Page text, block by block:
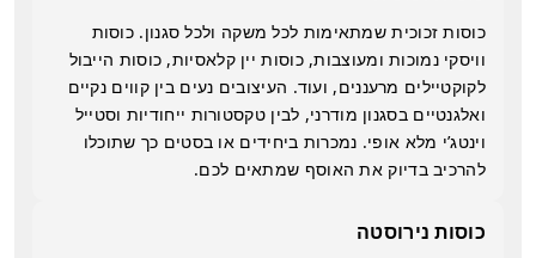
כוסות זכוכית שמתאימות לכל משקה ולכל סגנון. כוסות
וויסקי נמוכות ומעוצבות, כוסות יין קלאסיות, כוסות הייבול
לקוקטיילים מרעננים, ועוד. העיצובים נעים בין קווים נקיים
ואלגנטיים בסגנון מודרני, לבין טקסטורות ייחודיות וסטייל
וינטג’י מלא אופי. נמכרות ביחידים או בסטים כך שתוכלו
להרכיב בדיוק את האוסף שמתאים לכם.
כוסות נירוסטה